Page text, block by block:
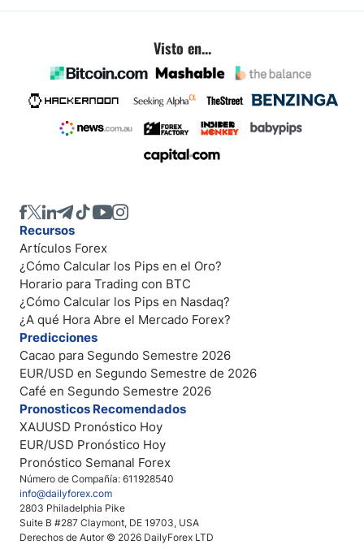
Visto en...
Número de Compañía: 611928540
info@dailyforex.com
2803 Philadelphia Pike
Suite B #287 Claymont, DE 19703, USA
Derechos de Autor © 2026 DailyForex LTD
Recursos
Artículos Forex
¿Cómo Calcular los Pips en el Oro?
Horario para Trading con BTC
¿Cómo Calcular los Pips en Nasdaq?
¿A qué Hora Abre el Mercado Forex?
Predicciones
Cacao para Segundo Semestre 2026
EUR/USD en Segundo Semestre de 2026
Café en Segundo Semestre 2026
Pronosticos Recomendados
XAUUSD Pronóstico Hoy
EUR/USD Pronóstico Hoy
Pronóstico Semanal Forex